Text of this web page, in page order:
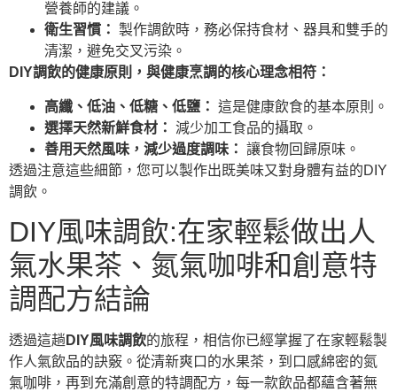
營養師的建議。
衛生習慣： 製作調飲時，務必保持食材、器具和雙手的
清潔，避免交叉污染。
DIY調飲的健康原則，與健康烹調的核心理念相符：
高纖、低油、低糖、低鹽： 這是健康飲食的基本原則。
選擇天然新鮮食材： 減少加工食品的攝取。
善用天然風味，減少過度調味： 讓食物回歸原味。
透過注意這些細節，您可以製作出既美味又對身體有益的DIY
調飲。
DIY風味調飲:在家輕鬆做出人
氣水果茶、氮氣咖啡和創意特
調配方結論
透過這趟 DIY風味調飲的旅程，相信你已經掌握了在家輕鬆製
作人氣飲品的訣竅。從清新爽口的水果茶，到口感綿密的氮
氣咖啡，再到充滿創意的特調配方，每一款飲品都蘊含著無